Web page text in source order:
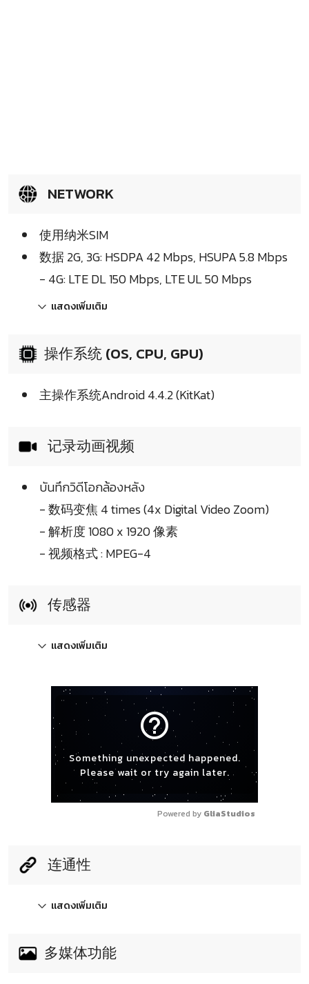
NETWORK
使用纳米SIM
数据 2G, 3G: HSDPA 42 Mbps, HSUPA 5.8 Mbps
- 4G: LTE DL 150 Mbps, LTE UL 50 Mbps
แสดงเพิ่มเติม
操作系统 (OS, CPU, GPU)
主操作系统Android 4.4.2 (KitKat)
记录动画视频
บันทึกวิดีโอกล้องหลัง
- 数码变焦 4 times (4x Digital Video Zoom)
- 解析度 1080 x 1920 像素
- 视频格式 : MPEG-4
传感器
แสดงเพิ่มเติม
help_outline
Something unexpected happened.
Please wait or try again later.
Powered by GliaStudios
连通性
แสดงเพิ่มเติม
多媒体功能